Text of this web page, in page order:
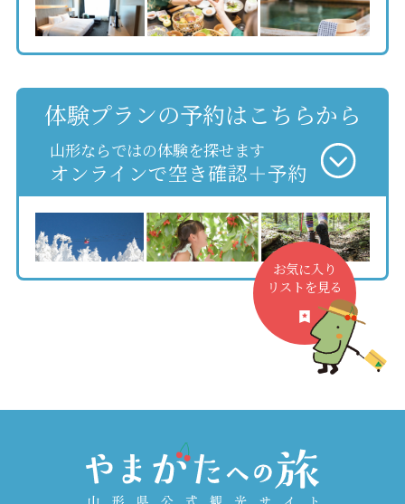
体験プランの予約はこちらから
山形ならではの体験を探せます
オンラインで空き確認＋予約
お気に入り
リストを見る